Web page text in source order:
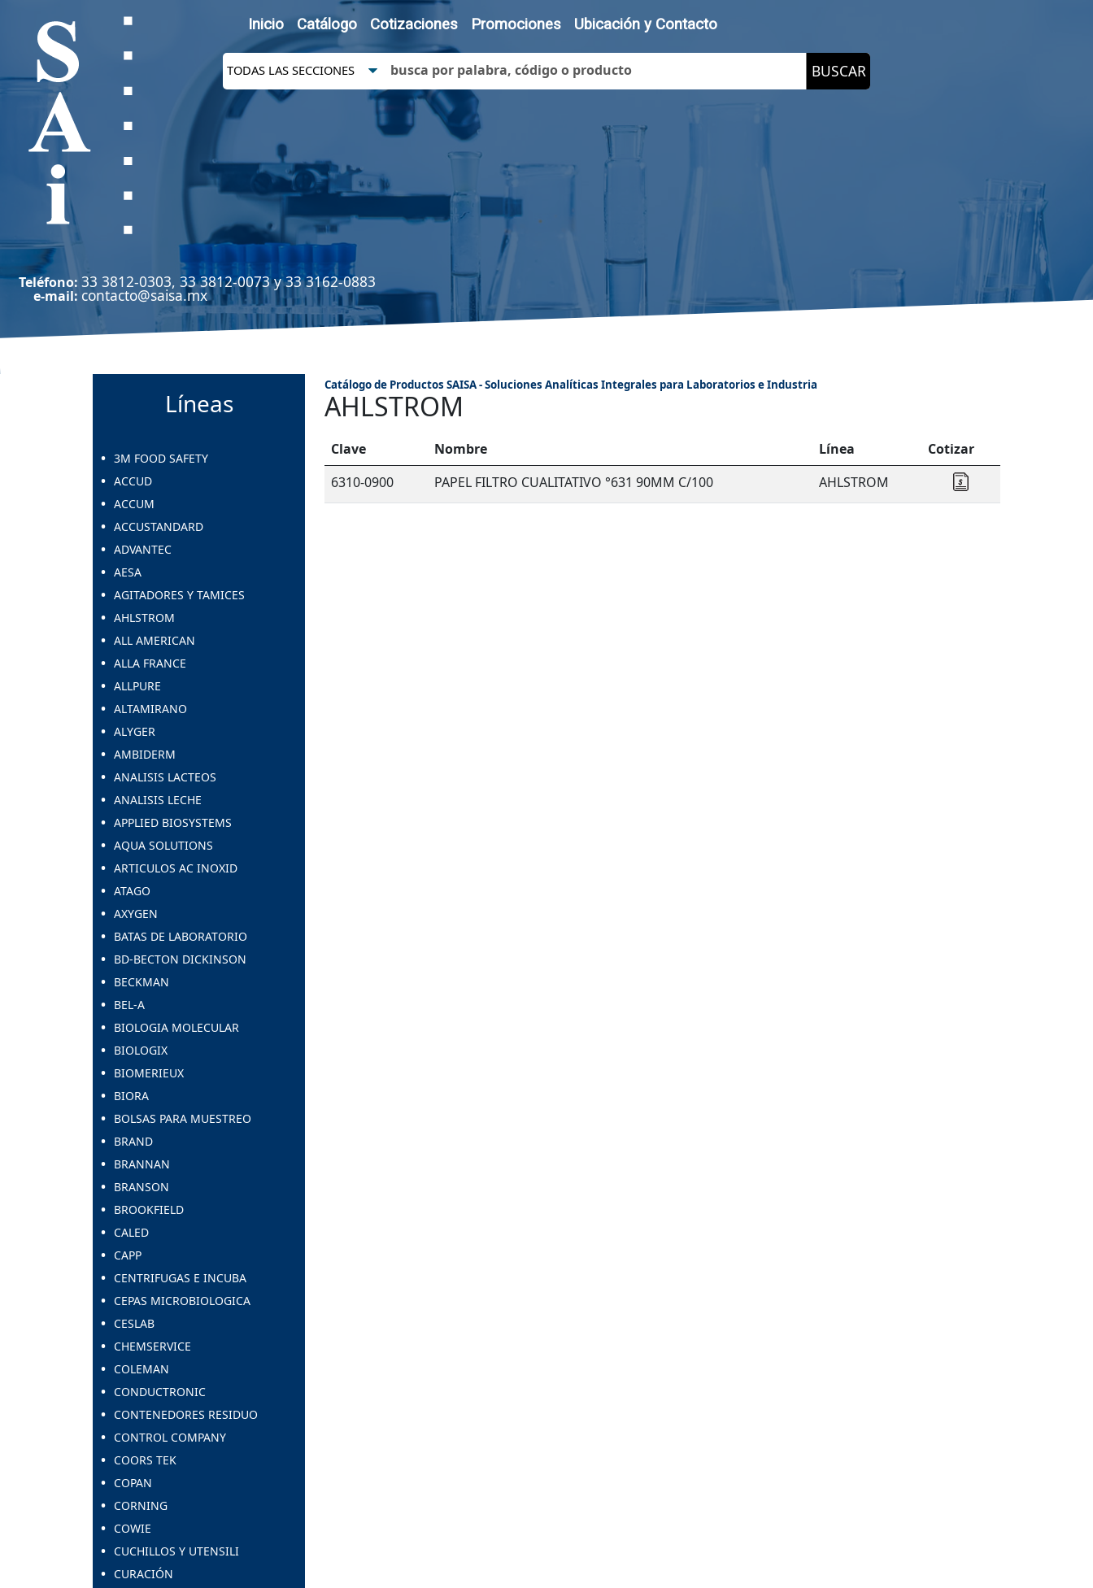
Inicio Catálogo Cotizaciones Promociones Ubicación y Contacto
Teléfono: 33 3812-0303, 33 3812-0073 y 33 3162-0883
e-mail: contacto@saisa.mx
Líneas
3M FOOD SAFETY
ACCUD
ACCUM
ACCUSTANDARD
ADVANTEC
AESA
AGITADORES Y TAMICES
AHLSTROM
ALL AMERICAN
ALLA FRANCE
ALLPURE
ALTAMIRANO
ALYGER
AMBIDERM
ANALISIS LACTEOS
ANALISIS LECHE
APPLIED BIOSYSTEMS
AQUA SOLUTIONS
ARTICULOS AC INOXID
ATAGO
AXYGEN
BATAS DE LABORATORIO
BD-BECTON DICKINSON
BECKMAN
BEL-A
BIOLOGIA MOLECULAR
BIOLOGIX
BIOMERIEUX
BIORA
BOLSAS PARA MUESTREO
BRAND
BRANNAN
BRANSON
BROOKFIELD
CALED
CAPP
CENTRIFUGAS E INCUBA
CEPAS MICROBIOLOGICA
CESLAB
CHEMSERVICE
COLEMAN
CONDUCTRONIC
CONTENEDORES RESIDUO
CONTROL COMPANY
COORS TEK
COPAN
CORNING
COWIE
CUCHILLOS Y UTENSILI
CURACIÓN
Catálogo de Productos SAISA - Soluciones Analíticas Integrales para Laboratorios e Industria
AHLSTROM
Clave Nombre Línea
Cotizar
6310-0900
PAPEL FILTRO CUALITATIVO °631 90MM C/100 AHLSTROM